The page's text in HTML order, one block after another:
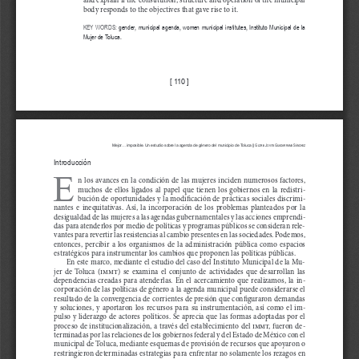
[ 110 ]
body responds to the objectives that gave rise to it.
KEY WORDS: gender, municipal agenda, women municipal institutes, Instituto Municipal de la
Mujer de Toluca.
Mejor... imposible. Un estudio sobre la agenda de género del municipio de Toluca || G loria Jovita Guadarrama Sánchez
Introducción
E n los avances en la condición de las mujeres inciden numerosos factores,
muchos  de  ellos  ligados  al  papel  que  tienen  los  gobiernos  en  la  redistri-
bución de oportunidades y la modificación de prácticas sociales discrimi-
nantes  e  inequitativas.  Así,  la  incorporación  de  los  problemas  planteados  por  la
desigualdad de las mujeres a las agendas gubernamentales y las acciones emprendi-
das para atenderlos por medio de políticas y programas públicos se consideran rele-
vantes para revertir las resistencias al cambio presentes en las sociedades. Podemos,
entonces,  percibir  a  los  organismos  de  la  administración  pública  como  espacios
estratégicos para instrumentar los cambios que proponen las políticas públicas.
En este marco, mediante el estudio del caso del Instituto Municipal de la Mu-
jer  de  Toluca  (immt)  se  examina  el  conjunto  de  actividades  que  desarrollan  las
dependencias  creadas  para  atenderlas.  En  el  acercamiento  que  realizamos,  la  in-
corporación de las políticas de género a la agenda municipal puede considerarse el
resultado de la convergencia de corrientes de presión que configuraron demandas
y  soluciones,  y  aportaron  los  recursos  para  su  instrumentación,  así  como  el  im-
pulso y liderazgo de actores políticos. Se aprecia que las formas adoptadas por el
proceso de institucionalización, a través del establecimiento del immt, fueron de-
terminadas por las relaciones de los gobiernos federal y del Estado de México con el
municipal de Toluca, mediante esquemas de provisión de recursos que apoyaron o
restringieron determinadas estrategias para enfrentar no solamente los rezagos en